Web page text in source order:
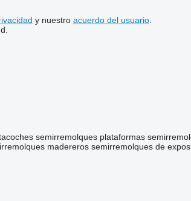
y nuestro acuerdo del usuario.
semirremolques plataformas
madereros semirremolques de